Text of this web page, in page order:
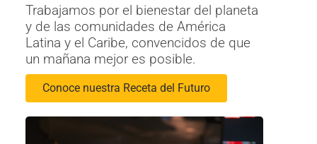
Trabajamos por el bienestar del planeta
y de las comunidades de América
Latina y el Caribe, convencidos de que
un mañana mejor es posible.
Conoce nuestra Receta del Futuro